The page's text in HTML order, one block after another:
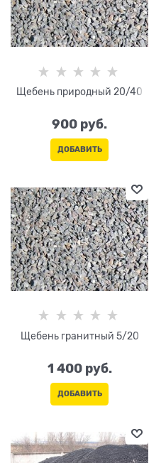
Щебень природный 20/40
900 руб.
ДОБАВИТЬ
Щебень гранитный 5/20
1 400 руб.
ДОБАВИТЬ